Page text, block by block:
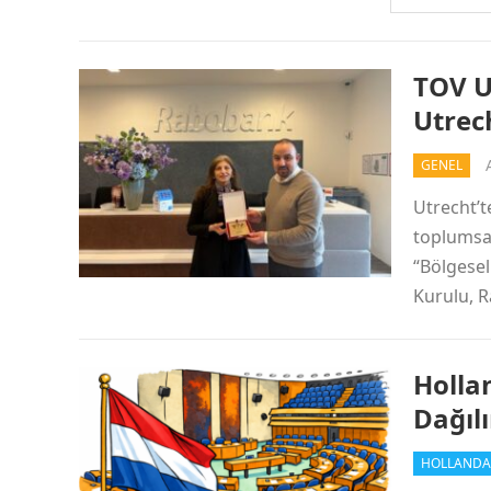
TOV
GENEL
Kurulu,
HOLLANDA